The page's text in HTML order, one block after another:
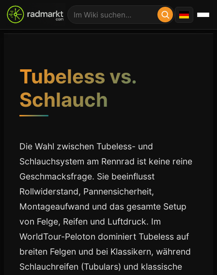
Tubeless vs.
Schlauch
Die Wahl zwischen Tubeless- und
Schlauchsystem am Rennrad ist keine reine
Geschmacksfrage. Sie beeinflusst
Rollwiderstand, Pannensicherheit,
Montageaufwand und das gesamte Setup
von Felge, Reifen und Luftdruck. Im
WorldTour-Peloton dominiert Tubeless auf
breiten Felgen und bei Klassikern, während
Schlauchreifen (Tubulars) und klassische